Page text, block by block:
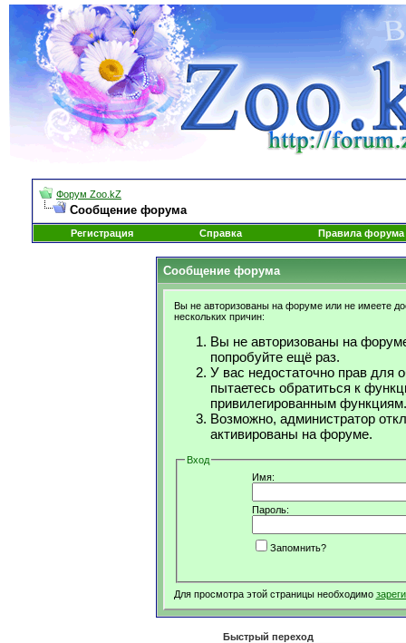
Форум Zoo.kZ
Сообщение форума
Регистрация Справка Правила форума
Сообщение форума
Вы не авторизованы на форуме или не имеете
нескольких причин:
Вы не авторизованы на
попробуйте ещё раз.
У вас недостаточно прав для
пытаетесь обратиться к
привилегированным функциям.
Возможно, администратор
активированы на форуме.
Вход
Имя:
Пароль:
Запомнить?
Для просмотра этой страницы необходимо
Быстрый переход